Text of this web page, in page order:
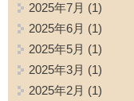
2025年7月 (1)
2025年6月 (1)
2025年5月 (1)
2025年3月 (1)
2025年2月 (1)